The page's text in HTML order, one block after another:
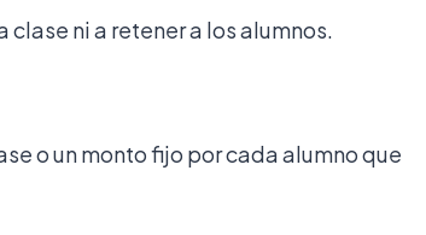
ni a retener a los alumnos.
o un monto fijo por cada alumno que